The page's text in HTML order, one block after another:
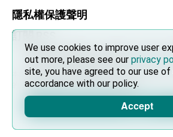
隱私權保護聲明
訂閱 RSS
本網站建議使用 Chrome, Firefox, 以及 Microsoft
的瀏覽器。
We use cookies to improve user
out more, please see our privacy
site, you have agreed to our use
accordance with our policy.
Accept
We use cookies to improve user
out more, please see our privacy
site, you have agreed to our use
accordance with our policy.
Accept